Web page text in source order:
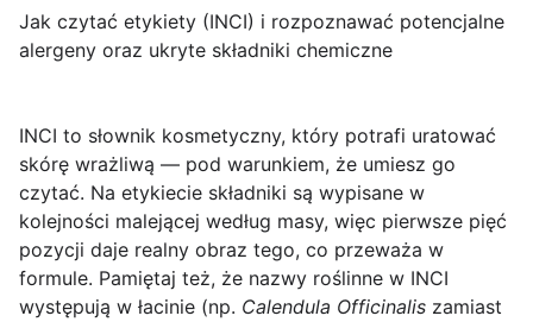
Jak czytać etykiety (INCI) i rozpoznawać potencjalne
alergeny oraz ukryte składniki chemiczne
INCI to słownik kosmetyczny, który potrafi uratować
skórę wrażliwą — pod warunkiem, że umiesz go
czytać. Na etykiecie składniki są wypisane w
kolejności malejącej według masy, więc pierwsze pięć
pozycji daje realny obraz tego, co przeważa w
formule. Pamiętaj też, że nazwy roślinne w INCI
występują w łacinie (np. Calendula Officinalis zamiast